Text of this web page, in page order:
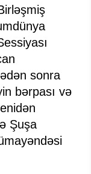
sonra
bərpası və
Şuşa